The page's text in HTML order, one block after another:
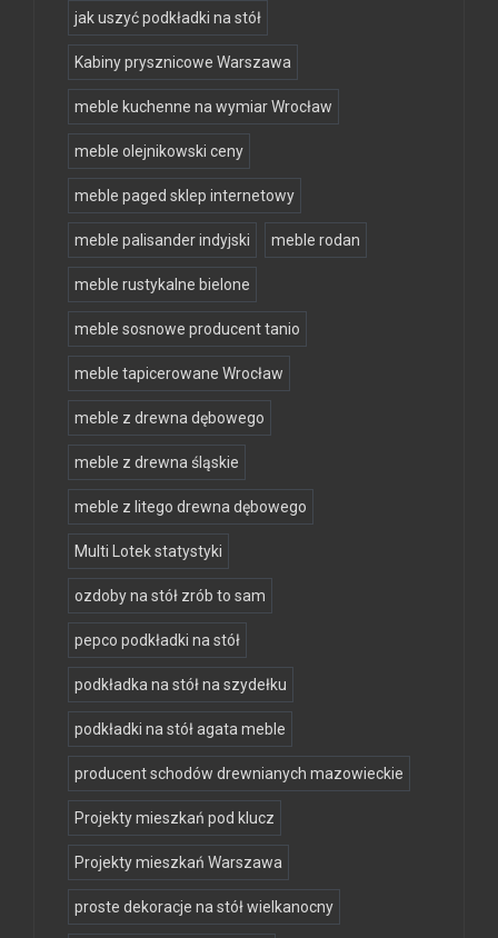
jak uszyć podkładki na stół
Kabiny prysznicowe Warszawa
meble kuchenne na wymiar Wrocław
meble olejnikowski ceny
meble paged sklep internetowy
meble palisander indyjski meble rodan
meble rustykalne bielone
meble sosnowe producent tanio
meble tapicerowane Wrocław
meble z drewna dębowego
meble z drewna śląskie
meble z litego drewna dębowego
Multi Lotek statystyki
ozdoby na stół zrób to sam
pepco podkładki na stół
podkładka na stół na szydełku
podkładki na stół agata meble
producent schodów drewnianych mazowieckie
Projekty mieszkań pod klucz
Projekty mieszkań Warszawa
proste dekoracje na stół wielkanocny